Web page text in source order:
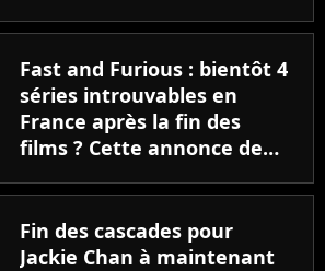
Fast and Furious : bientôt 4
séries introuvables en
France après la fin des
films ? Cette annonce de
Fin des cascades pour
Jackie Chan à maintenant